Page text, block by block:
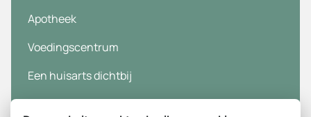
Apotheek
Voedingscentrum
Een huisarts dichtbij